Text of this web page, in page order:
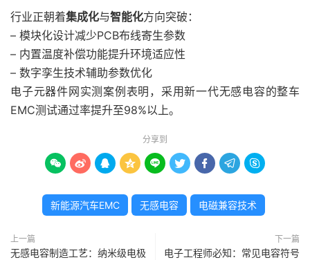
行业正朝着集成化与智能化方向突破：
– 模块化设计减少PCB布线寄生参数
– 内置温度补偿功能提升环境适应性
– 数字孪生技术辅助参数优化
电子元器件网实测案例表明，采用新一代无感电容的整车
EMC测试通过率提升至98%以上。
分享到
        
新能源汽车EMC 无感电容 电磁兼容技术
上一篇
无感电容制造工艺：纳米级电极
下一篇
电子工程师必知：常见电容符号